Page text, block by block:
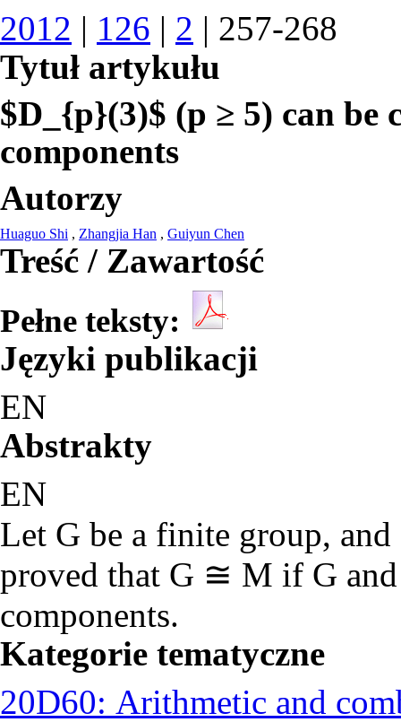
2012 | 126 | 2 | 257-268
Tytuł artykułu
$D_{p}(3)$ (p ≥ 5) can be
components
Autorzy
Huaguo Shi , Zhangjia Han , Guiyun Chen
Treść / Zawartość
Pełne teksty:
Języki publikacji
EN
Abstrakty
EN
Let G be a finite group,
proved that G ≅ M if G and
components.
Kategorie tematyczne
20D60: Arithmetic and